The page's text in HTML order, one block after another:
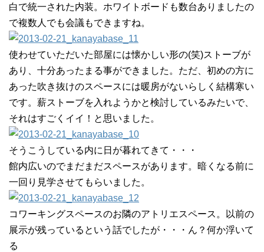
白で統一された内装。ホワイトボードも数台ありましたの
で複数人でも会議もできますね。
使わせていただいた部屋には懐かしい形の(笑)ストーブが
あり、十分あったまる事ができました。ただ、初めの方に
あった吹き抜けのスペースには暖房がないらしく結構寒い
です。薪ストーブを入れようかと検討しているみたいで、
それはすごくイイ！と思いました。
そうこうしている内に日が暮れてきて・・・
館内広いのでまだまだスペースがあります。暗くなる前に
一回り見学させてもらいました。
コワーキングスペースのお隣のアトリエスペース。以前の
展示が残っているという話でしたが・・・ん？何か浮いて
る